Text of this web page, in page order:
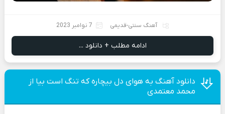
آهنگ سنتی-قدیمی 7 نوامبر 2023
ادامه مطلب + دانلود ...
دانلود آهنگ به هوای دل بیچاره که تنگ است بیا از
محمد معتمدی